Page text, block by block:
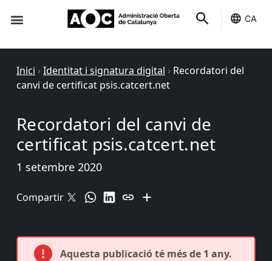
CA
Inici › Identitat i signatura digital › Recordatori del
canvi de certificat psis.catcert.net
Recordatori del canvi de
certificat psis.catcert.net
1 setembre 2020
Compartir
Aquesta publicació té més de 1 any.